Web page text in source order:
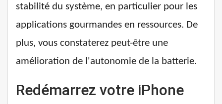
stabilité du système, en particulier pour les
applications gourmandes en ressources. De
plus, vous constaterez peut-être une
amélioration de l'autonomie de la batterie.
Redémarrez votre iPhone